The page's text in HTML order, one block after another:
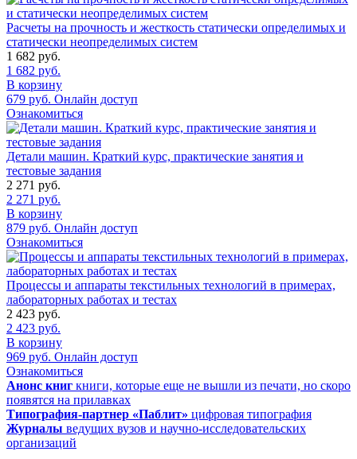
Расчеты на прочность и жесткость статически определимых и
статически неопределимых систем
1 682 руб.
1 682 руб.
В корзину
679 руб. Онлайн доступ
Ознакомиться
Детали машин. Краткий курс, практические занятия и
тестовые задания
2 271 руб.
2 271 руб.
В корзину
879 руб. Онлайн доступ
Ознакомиться
Процессы и аппараты текстильных технологий в примерах,
лабораторных работах и тестах
2 423 руб.
2 423 руб.
В корзину
969 руб. Онлайн доступ
Ознакомиться
Анонс книг книги, которые еще не вышли из печати, но скоро
появятся на прилавках
Типография-партнер «Паблит» цифровая типография
Журналы ведущих вузов и научно-исследовательских
организаций